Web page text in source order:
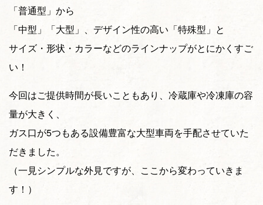
「普通型」から
「中型」「大型」、デザイン性の高い「特殊型」と
サイズ・形状・カラーなどのラインナップがとにかくすご
い！
今回はご提供時間が長いこともあり、冷蔵庫や冷凍庫の容
量が大きく、
ガス口が5つもある設備豊富な大型車両を手配させていた
だきました。
（一見シンプルな外見ですが、ここから変わっていきま
す！）